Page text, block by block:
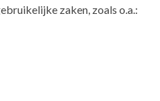
zaken, zoals o.a.: